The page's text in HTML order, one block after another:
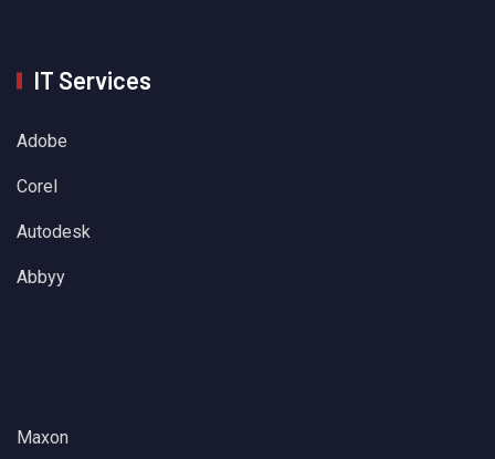
IT Services
Adobe
Corel
Autodesk
Abbyy
Maxon